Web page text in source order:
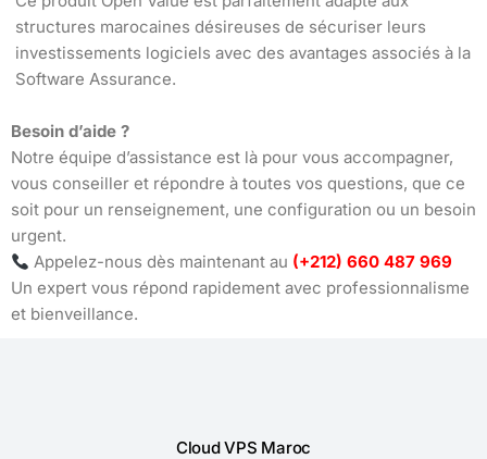
structures marocaines désireuses de sécuriser leurs
investissements logiciels avec des avantages associés à la
Software Assurance.
Besoin d’aide ?
Notre équipe d’assistance est là pour vous accompagner,
vous conseiller et répondre à toutes vos questions, que ce
soit pour un renseignement, une configuration ou un besoin
urgent.
Appelez-nous dès maintenant au (+212) 660 487 969
Un expert vous répond rapidement avec professionnalisme
et bienveillance.
Cloud VPS Maroc